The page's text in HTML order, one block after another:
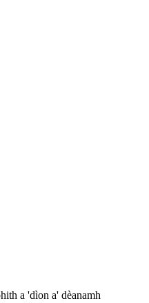
a 'dìon a' dèanamh